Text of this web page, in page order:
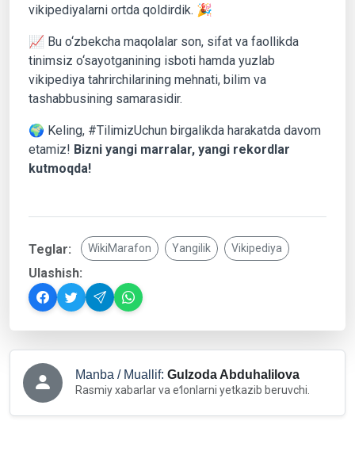
vikipediyalarni ortda qoldirdik. 🎉
📈 Bu o‘zbekcha maqolalar son, sifat va faollikda
tinimsiz o‘sayotganining isboti hamda yuzlab
vikipediya tahrirchilarining mehnati, bilim va
tashabbusining samarasidir.
🌍 Keling, #TilimizUchun birgalikda harakatda davom
etamiz! Bizni yangi marralar, yangi rekordlar
kutmoqda!
Teglar: WikiMarafon Yangilik Vikipediya
Ulashish:
Manba / Muallif: Gulzoda Abduhalilova
Rasmiy xabarlar va eʻlonlarni yetkazib beruvchi.